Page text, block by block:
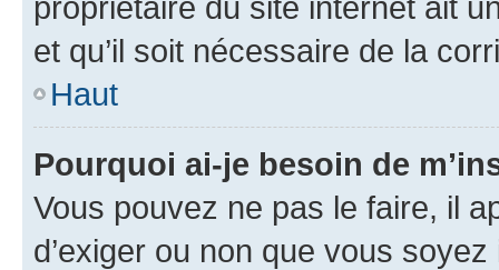
et qu’il soit nécessaire de la
Haut
Pourquoi ai-je besoin de
Vous pouvez ne pas le faire, il
d’exiger ou non que vous